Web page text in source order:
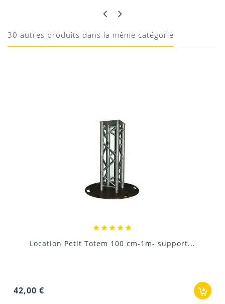
structures
23/10/2020
30 autres produits dans la même catégorie
support...